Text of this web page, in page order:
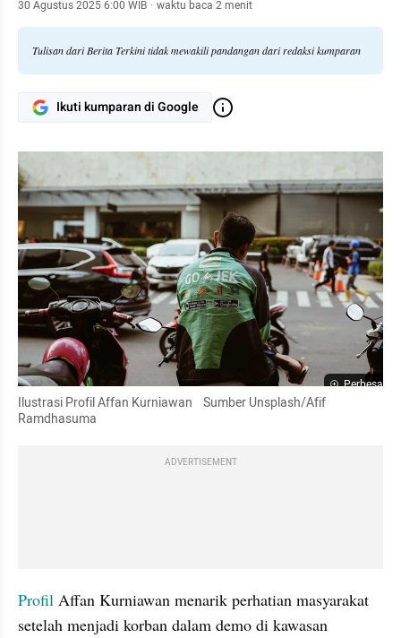
30 Agustus 2025 6:00 WIB · waktu baca 2 menit
Tulisan dari Berita Terkini tidak mewakili pandangan dari redaksi kumparan
Ikuti kumparan di Google
Perbesar
Ilustrasi Profil Affan Kurniawan    Sumber Unsplash/Afif
Ramdhasuma
ADVERTISEMENT
Profil Affan Kurniawan menarik perhatian masyarakat
setelah menjadi korban dalam demo di kawasan